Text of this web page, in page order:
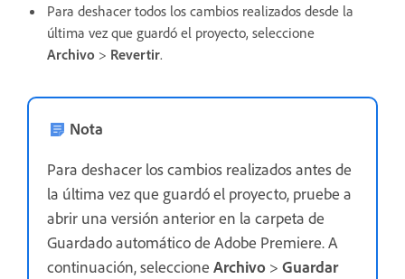
Para deshacer todos los cambios realizados desde la
última vez que guardó el proyecto, seleccione
Archivo > Revertir.
Nota
Para deshacer los cambios realizados antes de
la última vez que guardó el proyecto, pruebe a
abrir una versión anterior en la carpeta de
Guardado automático de Adobe Premiere. A
continuación, seleccione Archivo > Guardar